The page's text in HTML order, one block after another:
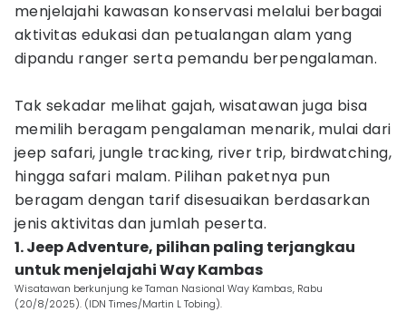
menjelajahi kawasan konservasi melalui berbagai
aktivitas edukasi dan petualangan alam yang
dipandu ranger serta pemandu berpengalaman.
Tak sekadar melihat gajah, wisatawan juga bisa
memilih beragam pengalaman menarik, mulai dari
jeep safari, jungle tracking, river trip, birdwatching,
hingga safari malam. Pilihan paketnya pun
beragam dengan tarif disesuaikan berdasarkan
jenis aktivitas dan jumlah peserta.
1. Jeep Adventure, pilihan paling terjangkau
untuk menjelajahi Way Kambas
Wisatawan berkunjung ke Taman Nasional Way Kambas, Rabu
(20/8/2025). (IDN Times/Martin L Tobing).